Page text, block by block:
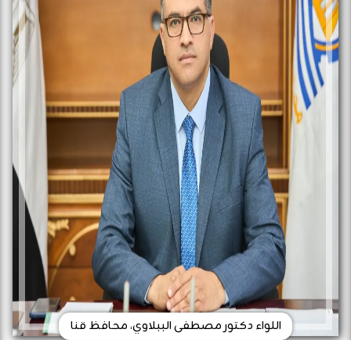
اللواء دكتور مصطفى الببلاوي، محافظ قنا